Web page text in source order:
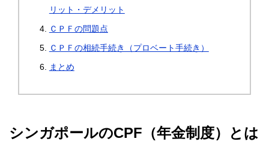
リット・デメリット
ＣＰＦの問題点
ＣＰＦの相続手続き（プロベート手続き）
まとめ
シンガポールのCPF（年金制度）とは